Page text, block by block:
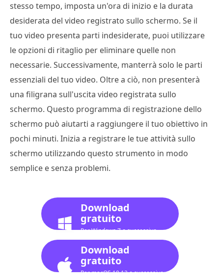
stesso tempo, imposta un'ora di inizio e la durata
desiderata del video registrato sullo schermo. Se il
tuo video presenta parti indesiderate, puoi utilizzare
le opzioni di ritaglio per eliminare quelle non
necessarie. Successivamente, manterrà solo le parti
essenziali del tuo video. Oltre a ciò, non presenterà
una filigrana sull'uscita video registrata sullo
schermo. Questo programma di registrazione dello
schermo può aiutarti a raggiungere il tuo obiettivo in
pochi minuti. Inizia a registrare le tue attività sullo
schermo utilizzando questo strumento in modo
semplice e senza problemi.
Download
gratuito
Per Windows 7 o successivo
Download
gratuito
Per macOS 10.12 o successivo